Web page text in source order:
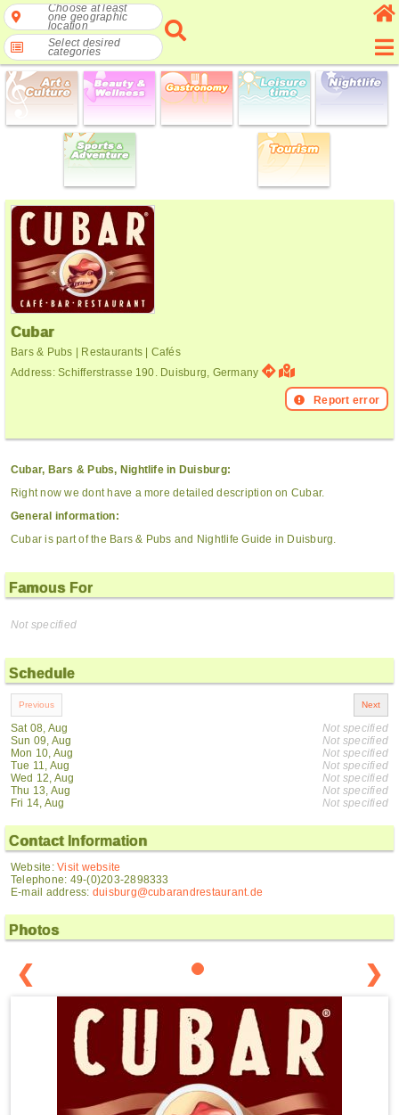
Choose at least
one geographic
location
Select desired
categories
Cubar
Bars & Pubs | Restaurants | Cafés
Address: Schifferstrasse 190. Duisburg, Germany
Report error
Cubar, Bars & Pubs, Nightlife in Duisburg:
Right now we dont have a more detailed description on Cubar.
General information:
Cubar is part of the Bars & Pubs and Nightlife Guide in Duisburg.
Famous For
Not specified
Schedule
Sat 08, Aug
Sun 09, Aug
Mon 10, Aug
Tue 11, Aug
Wed 12, Aug
Thu 13, Aug
Fri 14, Aug
Not specified
Not specified
Not specified
Not specified
Not specified
Not specified
Not specified
Contact Information
Website:Visit website
Telephone: 49-(0)203-2898333
E-mail address: duisburg@cubarandrestaurant.de
Photos
❮ ❯